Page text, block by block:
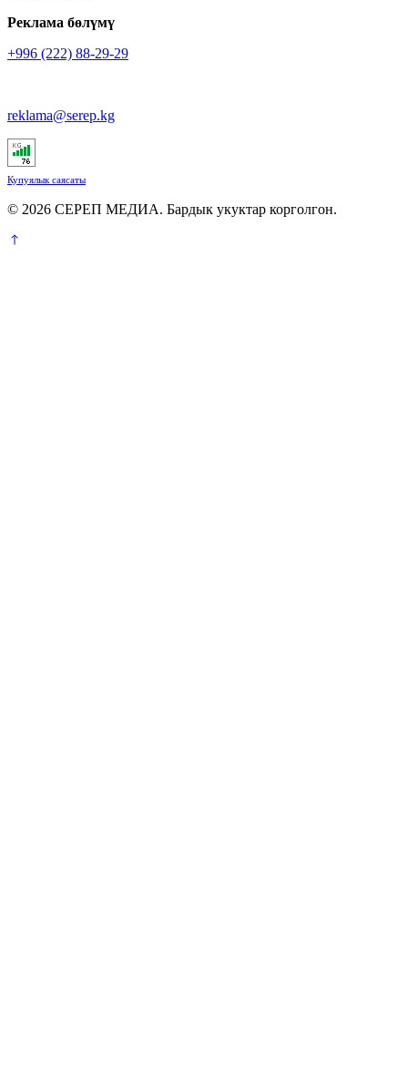
Реклама бөлүмү
+996 (222) 88-29-29
reklama@serep.kg
Купуялык саясаты
© 2026 СЕРЕП МЕДИА. Бардык укуктар корголгон.